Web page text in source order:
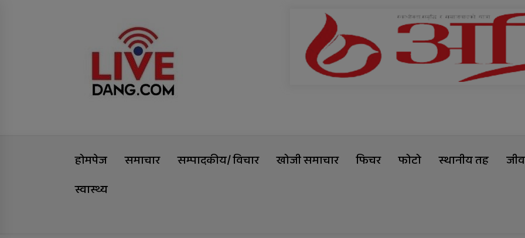
होमपेज
समाचार सम्पादकीय/ विचार खोजी समाचार फिचर फोटो स्थानीय तह
स्वास्थ्य